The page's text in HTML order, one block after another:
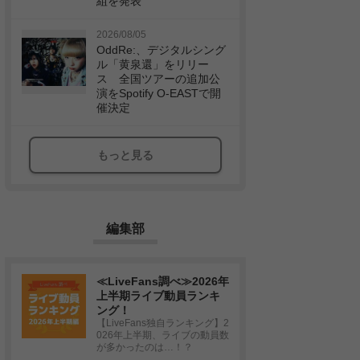
2026/08/05
OddRe:、デジタルシング
ル「黄泉還」をリリー
ス 全国ツアーの追加公
演をSpotify O-EASTで開
催決定
もっと見る
編集部
≪LiveFans調べ≫2026年
上半期ライブ動員ランキ
ング！
【LiveFans独自ランキング】2
026年上半期、ライブの動員数
が多かったのは…！？